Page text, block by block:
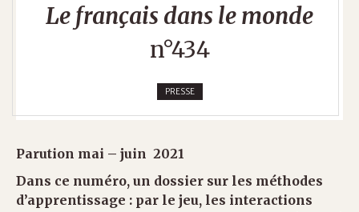
Le français dans le monde
n°434
PRESSE
Parution mai – juin 2021
Dans ce numéro, un dossier sur les méthodes
d’apprentissage : par le jeu, les interactions